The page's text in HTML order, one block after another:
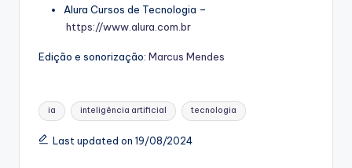
Alura Cursos de Tecnologia –
https://www.alura.com.br
Edição e sonorização: Marcus Mendes
Tags:
ia inteligência artificial tecnologia
Last updated on 19/08/2024